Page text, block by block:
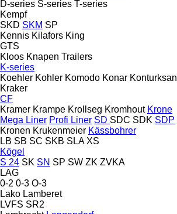
D-series S-series T-series
Kempf
SKD SKM SP
Kennis Kilafors King
GTS
Kloos Knapen Trailers
K-series
Koehler Kohler Komodo Konar Konturksan
Kraker
CF
Kramer Krampe Krollseg Kromhout Krone
Mega Liner Profi Liner SD SDC SDK SDP
Kronen Krukenmeier Kässbohrer
LB SB SC SKB SLA XS
Kögel
S 24 SK SN SP SW ZK ZVKA
LAG
0-2 0-3 O-3
Lako Lamberet
LVFS SR2